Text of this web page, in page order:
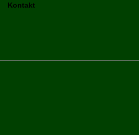
Kontakt